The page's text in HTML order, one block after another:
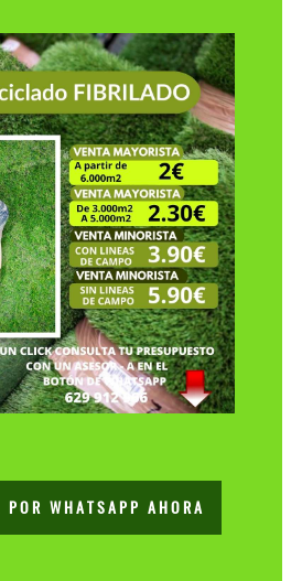
POR WHATSAPP AHORA